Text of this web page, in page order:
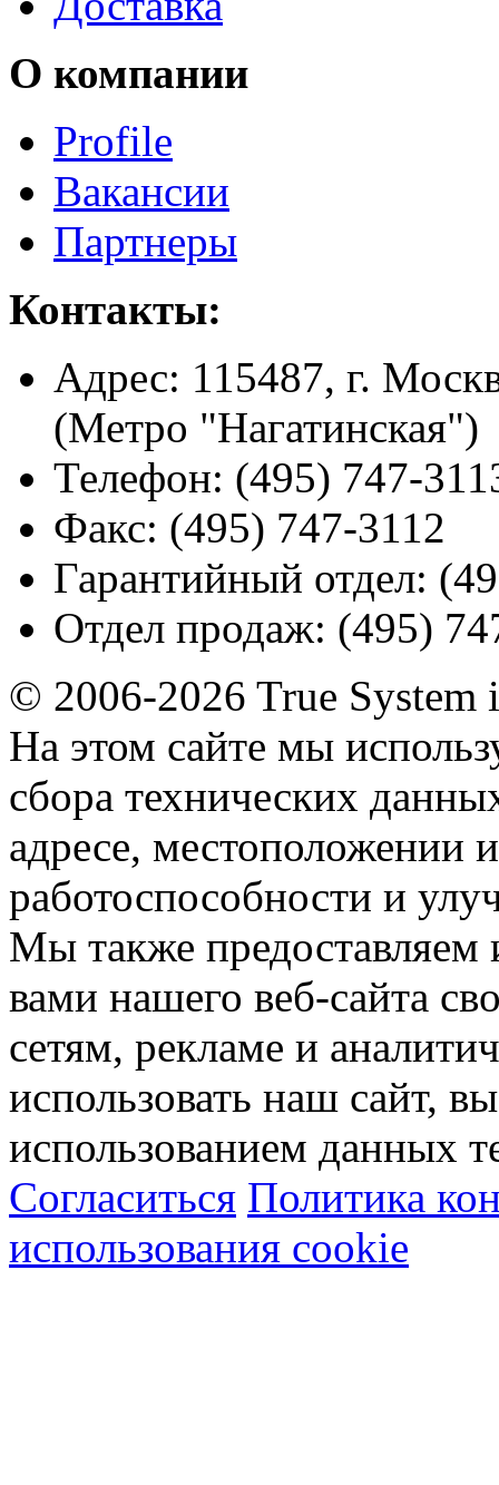
О компании
Profile
Вакансии
Партнеры
Контакты:
Адрес: 115487, г.
(Метро "Нагатинская")
Телефон: (495) 747-
Факс: (495) 747-3112
Гарантийный отдел:
Отдел продаж: (495)
© 2006-2026 True System
На этом сайте мы
сбора технических
адресе, местоположении
работоспособности и
Мы также
вами нашего веб-сайта
сетям, рекламе и
использовать наш сайт,
использованием данных
Согласиться Политика
использования cookie